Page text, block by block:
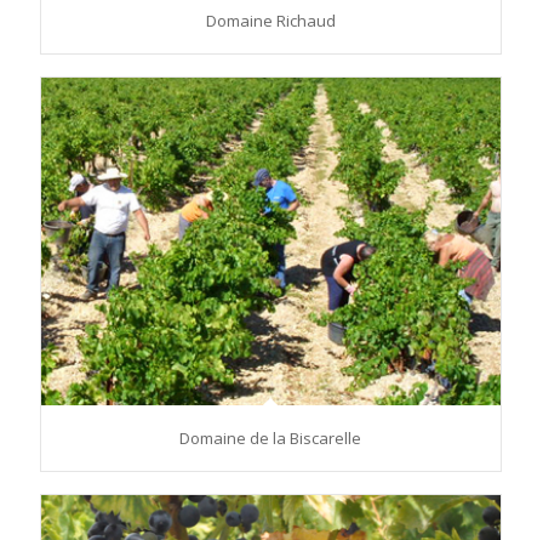
Domaine Richaud
Domaine de la Biscarelle